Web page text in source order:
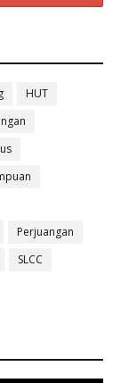
HUT
Perjuangan
SLCC